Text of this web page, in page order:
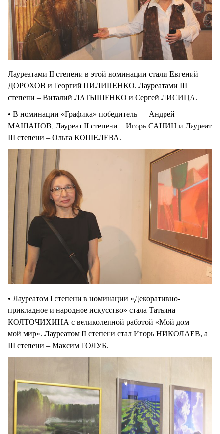
Лауреатами II степени в этой номинации стали Евгений
ДОРОХОВ и Георгий ПИЛИПЕНКО. Лауреатами III
степени – Виталий ЛАТЫШЕНКО и Сергей ЛИСИЦА.
• В номинации «Графика» победитель — Андрей
МАШАНОВ, Лауреат II степени – Игорь САНИН и Лауреат
III степени – Ольга КОШЕЛЕВА.
• Лауреатом I степени в номинации «Декоративно-
прикладное и народное искусство» стала Татьяна
КОЛТОЧИХИНА с великолепной работой «Мой дом —
мой мир». Лауреатом II степени стал Игорь НИКОЛАЕВ, а
III степени – Максим ГОЛУБ.